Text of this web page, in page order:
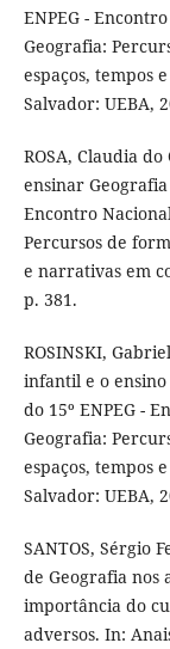
ENPEG -
Geografia:
espaços, tempos
Salvador: UEBA,
ROSA, Claudia
ensinar Geografia
Encontro
Percursos de
e narrativas em
p. 381.
ROSINSKI,
infantil e o ensino
do 15º ENPEG -
Geografia:
espaços, tempos
Salvador: UEBA,
SANTOS, Sérgio
de Geografia nos
importância do
adversos. In: